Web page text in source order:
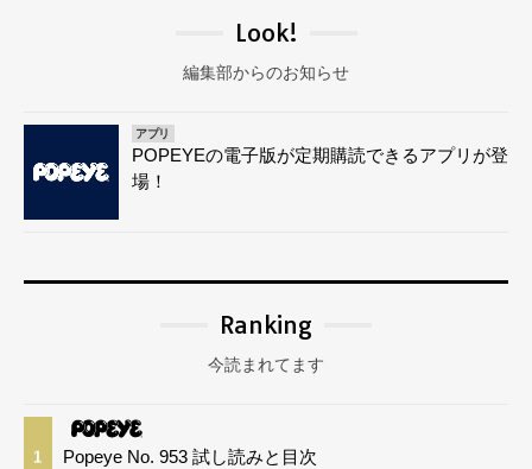
Look!
編集部からのお知らせ
アプリ
POPEYEの電子版が定期購読できるアプリが登
場！
Ranking
今読まれてます
1 Popeye No. 953 試し読みと目次